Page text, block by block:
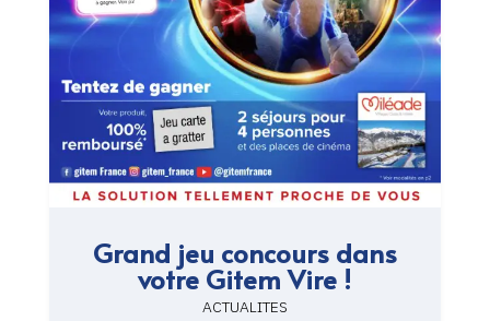
Grand jeu concours dans
votre Gitem Vire !
ACTUALITES